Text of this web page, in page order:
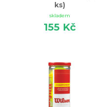
ks)
skladem
155 Kč